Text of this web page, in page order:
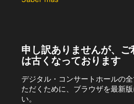
申し訳ありませんが、
は古くなっております
デジタル・コンサートホールの
ただくために、ブラウザを最新
い。